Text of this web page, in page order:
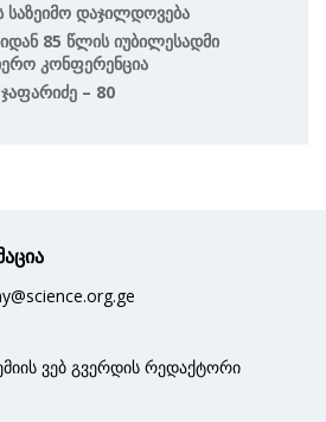
Საზეიმო Დაჯილდოვება
85 Წლის Იუბილესადმი
Კონფერენცია
– 80
ვებ გვერდის რედაქტორი